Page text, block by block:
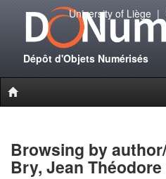
Dépôt d'Objets Numérisés
University of Liège|
Browsing by
Bry, Jean Théodore